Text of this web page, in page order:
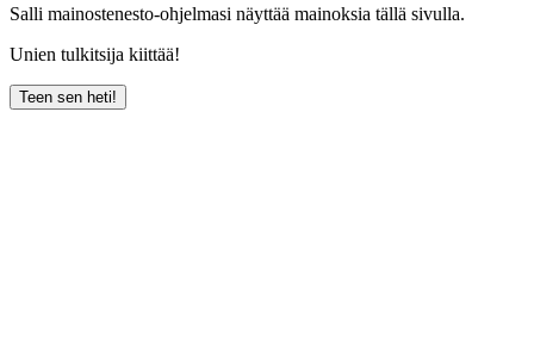
Salli mainostenesto-ohjelmasi näyttää mainoksia tällä sivulla.
Unien tulkitsija kiittää!
Teen sen heti!